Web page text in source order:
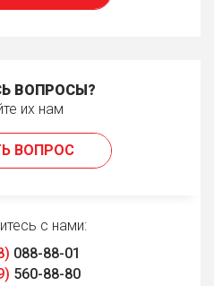
ВОПРОСЫ?
их нам
ВОПРОС
с нами:
088-88-01
560-88-80